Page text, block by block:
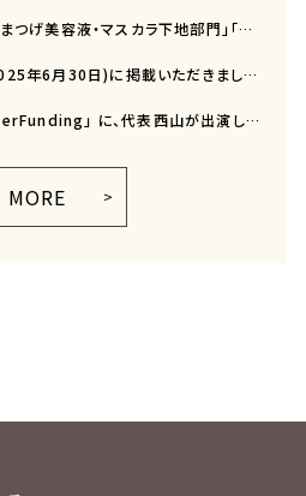
液・マスカラ下地部門」「アイメイク部門」（2025年8月）
年6月30日)に掲載いただきました。
」 に、代表西山が出演し、ラシックユーが紹介されました。
MORE